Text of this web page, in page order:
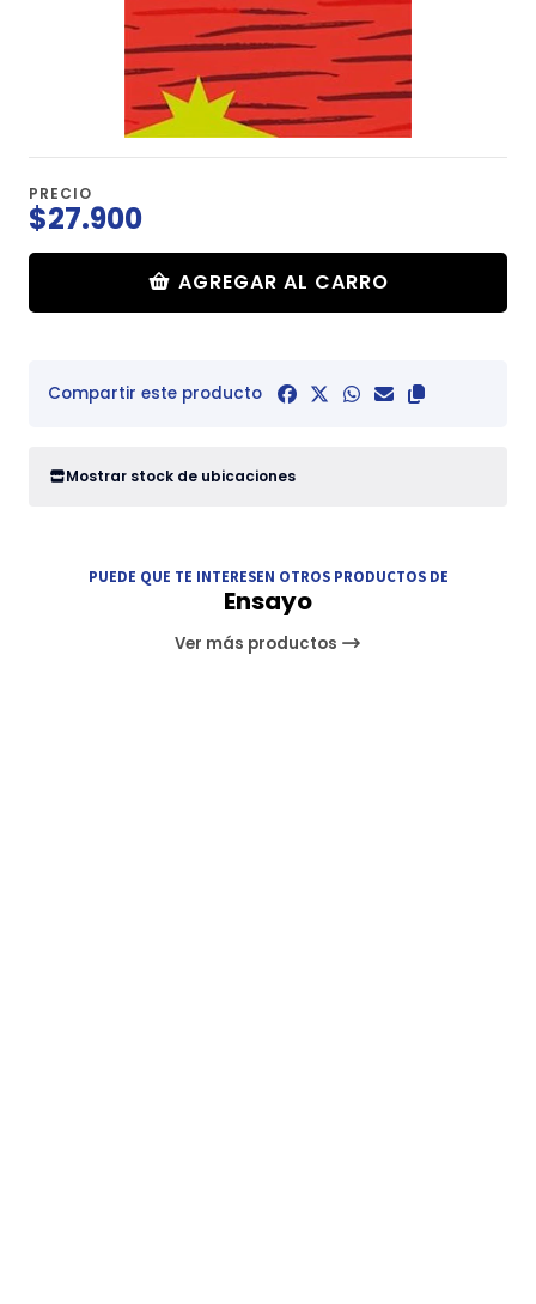
PRECIO
$27.900
AGREGAR AL CARRO
Compartir este producto
Mostrar stock de ubicaciones
PUEDE QUE TE INTERESEN OTROS PRODUCTOS DE
Ensayo
Ver más productos